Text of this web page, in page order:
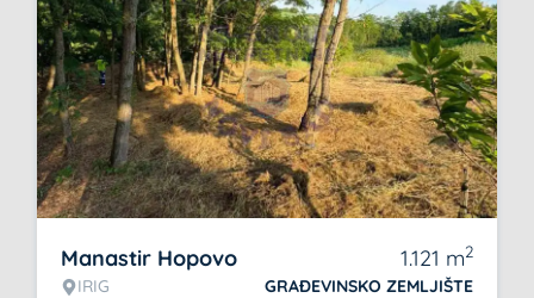
Manastir Hopovo
IRIG
1.121 m2
GRAĐEVINSKO ZEMLJIŠTE